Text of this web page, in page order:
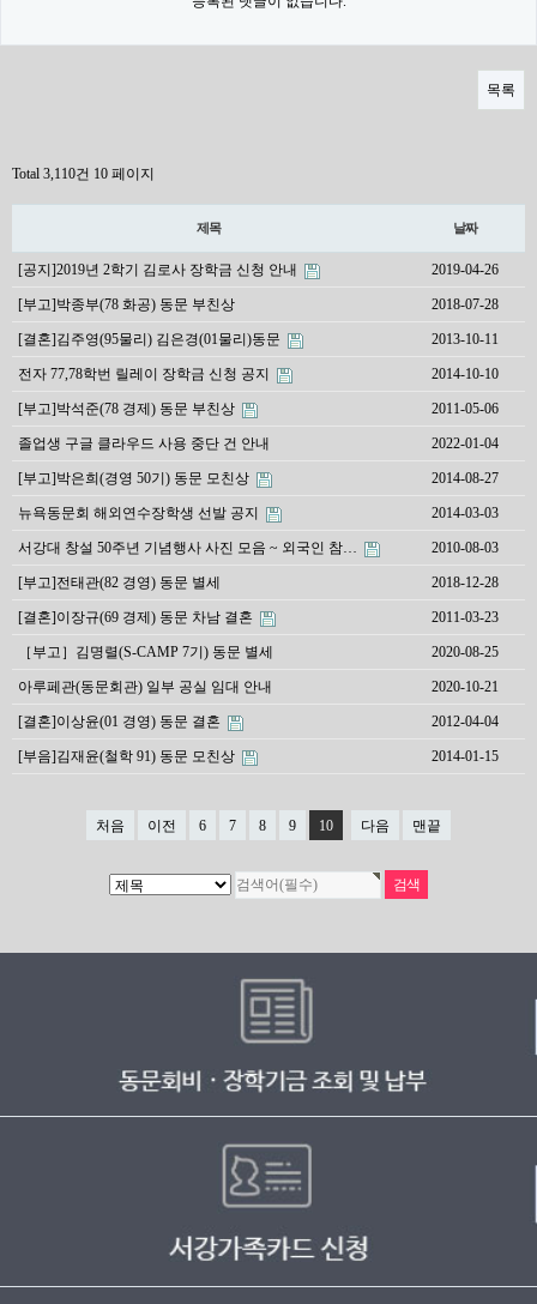
목록
Total 3,110건 10 페이지
제목 날짜
[공지]2019년 2학기 김로사 장학금 신청 안내 2019-04-26
[부고]박종부(78 화공) 동문 부친상 2018-07-28
[결혼]김주영(95물리) 김은경(01물리)동문 2013-10-11
전자 77,78학번 릴레이 장학금 신청 공지 2014-10-10
[부고]박석준(78 경제) 동문 부친상 2011-05-06
졸업생 구글 클라우드 사용 중단 건 안내 2022-01-04
[부고]박은희(경영 50기) 동문 모친상 2014-08-27
뉴욕동문회 해외연수장학생 선발 공지 2014-03-03
서강대 창설 50주년 기념행사 사진 모음 ~ 외국인 참… 2010-08-03
[부고]전태관(82 경영) 동문 별세 2018-12-28
[결혼]이장규(69 경제) 동문 차남 결혼 2011-03-23
［부고］김명렬(S-CAMP 7기) 동문 별세 2020-08-25
아루페관(동문회관) 일부 공실 임대 안내 2020-10-21
[결혼]이상윤(01 경영) 동문 결혼 2012-04-04
[부음]김재윤(철학 91) 동문 모친상 2014-01-15
처음 이전 6 7 8 9 10 다음 맨끝